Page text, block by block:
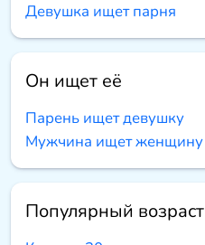
Девушка ищет парня
Он ищет её
Парень ищет девушку
Мужчина ищет женщину
Популярный возраст